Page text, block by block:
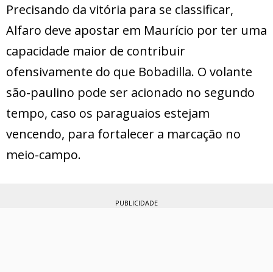
Precisando da vitória para se classificar,
Alfaro deve apostar em Maurício por ter uma
capacidade maior de contribuir
ofensivamente do que Bobadilla. O volante
são-paulino pode ser acionado no segundo
tempo, caso os paraguaios estejam
vencendo, para fortalecer a marcação no
meio-campo.
PUBLICIDADE